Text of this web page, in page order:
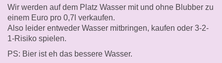
Wir werden auf dem Platz Wasser mit und ohne Blubber zu
einem Euro pro 0,7l verkaufen.
Also leider entweder Wasser mitbringen, kaufen oder 3-2-
1-Risiko spielen.
PS: Bier ist eh das bessere Wasser.